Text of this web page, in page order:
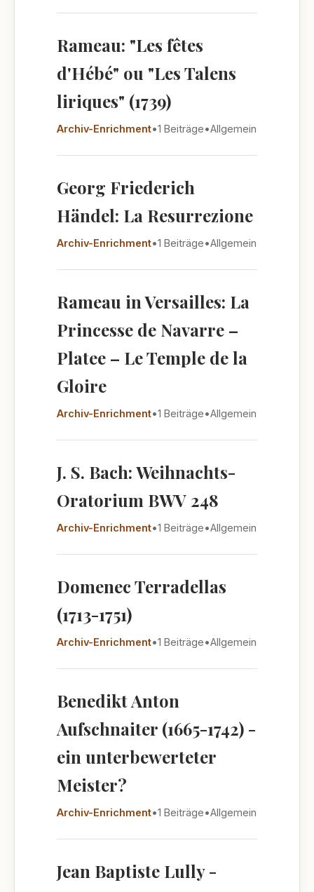
Rameau: "Les fêtes
d'Hébé" ou "Les Talens
liriques" (1739)
Archiv-Enrichment•1 Beiträge•Allgemein
Georg Friederich
Händel: La Resurrezione
Archiv-Enrichment•1 Beiträge•Allgemein
Rameau in Versailles: La
Princesse de Navarre –
Platee – Le Temple de la
Gloire
Archiv-Enrichment•1 Beiträge•Allgemein
J. S. Bach: Weihnachts-
Oratorium BWV 248
Archiv-Enrichment•1 Beiträge•Allgemein
Domenec Terradellas
(1713-1751)
Archiv-Enrichment•1 Beiträge•Allgemein
Benedikt Anton
Aufschnaiter (1665-1742) -
ein unterbewerteter
Meister?
Archiv-Enrichment•1 Beiträge•Allgemein
Jean Baptiste Lully -